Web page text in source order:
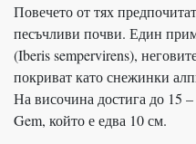
Повечето от тях
песъчливи почви. Един
(Iberis sempervirens),
покриват като снежинки
На височина достига до 15
Gem, който е едва 10 см.